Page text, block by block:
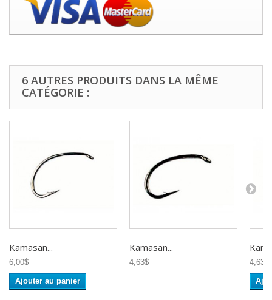
6 AUTRES PRODUITS DANS LA MÊME
CATÉGORIE :
Kamasan...
6,00$
Ajouter au panier
Kamasan...
4,63$ 4,63$